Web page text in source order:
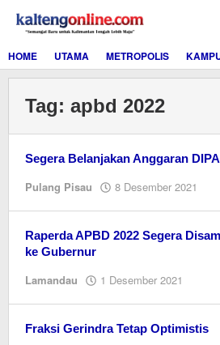
konten
HOME
UTAMA METROPOLIS
Tag: apbd 2022
Segera Belanjakan Anggaran DIPA
Pulang Pisau 8 Desember 2021
Raperda APBD 2022 Segera
ke Gubernur
Lamandau 1 Desember 2021
Fraksi Gerindra Tetap Optimistis